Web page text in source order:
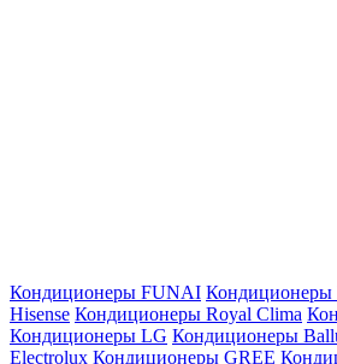
Кондиционеры FUNAI
Hisense Кондиционеры Royal Clima
Кондиционеры LG Кондиционеры
Electrolux Кондиционеры GREE